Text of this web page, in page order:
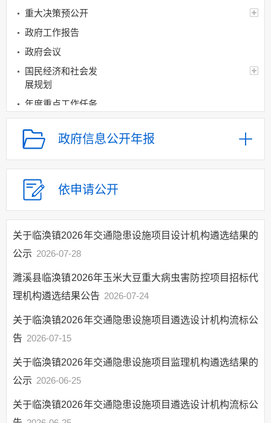
重大决策预公开
政府工作报告
政府会议
国民经济和社会发
展规划
年度重点工作任务
分解、执行及落实情况
经济和社会发展统
计信息
建议提案办理
政府领导
权责清单
理结果
权力运行结果
人口与计生
网上政务服务
政府信息公开年报
依申请公开
关于临涣镇2026年交通隐患设施项目设计机构遴选结果的
公示 2026-07-28
濉溪县临涣镇2026年玉米大豆重大病虫害防控项目招标代
理机构遴选结果公告 2026-07-24
关于临涣镇2026年交通隐患设施项目遴选设计机构流标公
告 2026-07-15
关于临涣镇2026年交通隐患设施项目监理机构遴选结果的
公示 2026-06-25
关于临涣镇2026年交通隐患设施项目遴选设计机构流标公